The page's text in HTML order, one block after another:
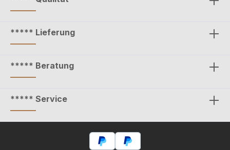
***** Lieferung
***** Beratung
***** Service